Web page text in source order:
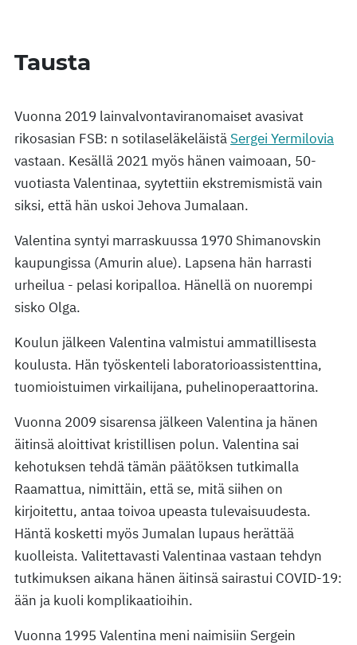
Tausta
Vuonna 2019 lainvalvontaviranomaiset avasivat
rikosasian FSB: n sotilaseläkeläistä Sergei Yermilovia
vastaan. Kesällä 2021 myös hänen vaimoaan, 50-
vuotiasta Valentinaa, syytettiin ekstremismistä vain
siksi, että hän uskoi Jehova Jumalaan.
Valentina syntyi marraskuussa 1970 Shimanovskin
kaupungissa (Amurin alue). Lapsena hän harrasti
urheilua - pelasi koripalloa. Hänellä on nuorempi
sisko Olga.
Koulun jälkeen Valentina valmistui ammatillisesta
koulusta. Hän työskenteli laboratorioassistenttina,
tuomioistuimen virkailijana, puhelinoperaattorina.
Vuonna 2009 sisarensa jälkeen Valentina ja hänen
äitinsä aloittivat kristillisen polun. Valentina sai
kehotuksen tehdä tämän päätöksen tutkimalla
Raamattua, nimittäin, että se, mitä siihen on
kirjoitettu, antaa toivoa upeasta tulevaisuudesta.
Häntä kosketti myös Jumalan lupaus herättää
kuolleista. Valitettavasti Valentinaa vastaan tehdyn
tutkimuksen aikana hänen äitinsä sairastui COVID-19:
ään ja kuoli komplikaatioihin.
Vuonna 1995 Valentina meni naimisiin Sergein